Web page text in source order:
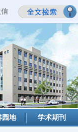
园地 学术期刊